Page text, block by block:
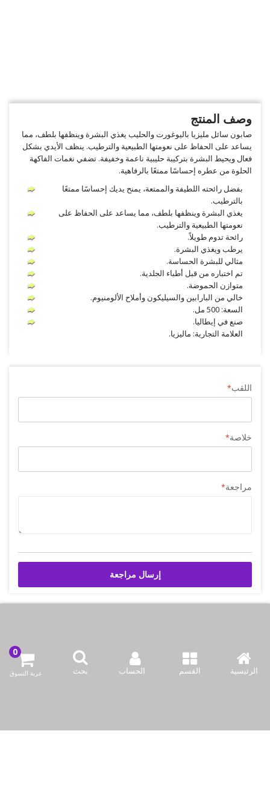
الرئيسية القسم الحساب بحث عربة التسوق
وصف المنتج
صابون سائل مليزيا باليوغورت والحليب يغذي البشرة وينظفها بلطف، مما
يساعد على الحفاظ على نعومتها الطبيعية والترطيب. ينظف الأيدي بشكل
فعال ويحيط البشرة بتركيبة حليبية ناعمة وخفيفة. تضفي نغمات الفاكهة
الحلوة من عطره إحساسًا ممتعًا بالرفاهية.
بفضل رائحته اللطيفة والممتعة، يمنح يديك إحساسًا ممتعًا
بالترطيب.
يغذي البشرة وينظفها بلطف، مما يساعد على الحفاظ على
نعومتها الطبيعية والترطيب.
رائحة تدوم طويلاً.
يرطب ويغذي البشرة.
مثالي للبشرة الحساسة.
تم اختباره من قبل أطباء الجلدية.
متوازن الحموضة.
خالي من البارابين والسيليكون وأملاح الألومنيوم.
السعة: 500 مل.
صنع في إيطاليا.
العلامة التجارية: ماليزيا.
اللقب
خلاصة
مراجعة
إرسال مراجعة
شركة بازاركوم للتجهيزات الغدائية